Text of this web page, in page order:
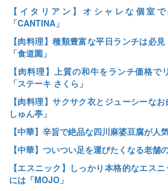
【イタリアン】オシャレな個室
「CANTINA」
【肉料理】種類豊富な平日ランチは必
「食道園」
【肉料理】上質の和牛をランチ価格で
「ステーキ さくら」
【肉料理】サクサク衣とジューシーな
しゅん亭」
【中華】辛旨で絶品な四川麻婆豆腐が人
【中華】ついつい足を運びたくなる老舗
【エスニック】しっかり本格的なエス
には「MOJO」